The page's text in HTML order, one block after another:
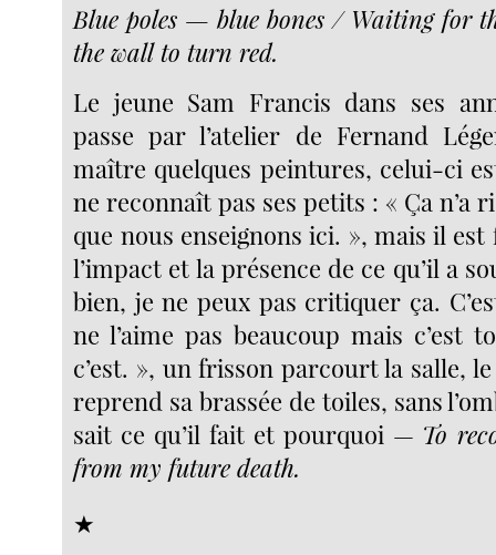
Blue poles — blue bones / Waiting for
the wall to turn red.
Le jeune Sam Francis dans ses
passe par l’atelier de Fernand
maître quelques peintures, celui-ci
ne reconnaît pas ses petits : « Ça n’a
que nous enseignons ici. », mais il est
l’impact et la présence de ce qu’il a
bien, je ne peux pas critiquer ça.
ne l’aime pas beaucoup mais c’est
c’est. », un frisson parcourt la salle,
reprend sa brassée de toiles, sans
sait ce qu’il fait et pourquoi — To
from my future death.
★